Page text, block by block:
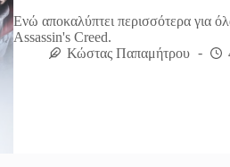
Ενώ αποκαλύπτει περισσότερα για
Assassin's Creed.
Κώστας Παπαμήτρου